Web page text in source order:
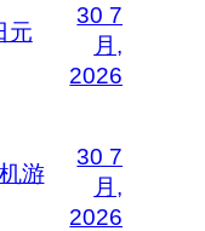
元
30 7
月,
2026
游
30 7
月,
2026